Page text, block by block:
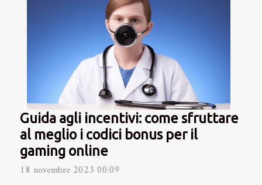
Guida agli incentivi: come sfruttare
al meglio i codici bonus per il
gaming online
18 novembre 2023 00:09